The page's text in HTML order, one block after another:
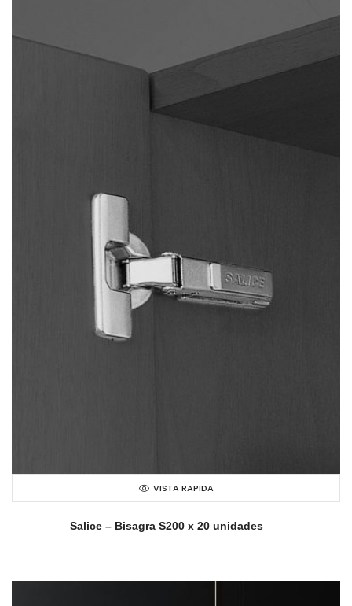
VISTA RAPIDA
Salice – Bisagra S200 x 20 unidades